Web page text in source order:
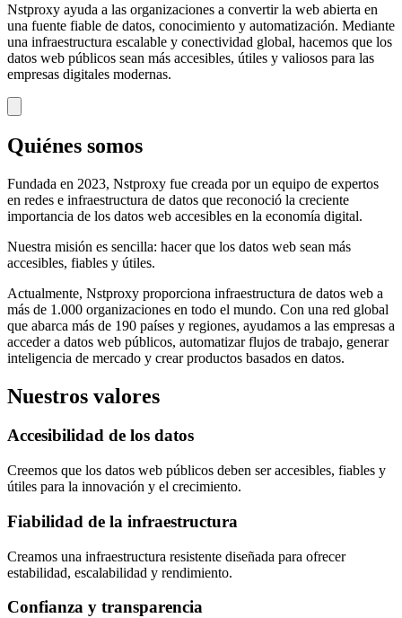
Nstproxy ayuda a las organizaciones a convertir la web abierta en
una fuente fiable de datos, conocimiento y automatización. Mediante
una infraestructura escalable y conectividad global, hacemos que los
datos web públicos sean más accesibles, útiles y valiosos para las
empresas digitales modernas.
SISTEMA LISTO ✦ SISTEMA LISTO ✦ SISTEMA LISTO ✦
Quiénes somos
Fundada en 2023, Nstproxy fue creada por un equipo de expertos
en redes e infraestructura de datos que reconoció la creciente
importancia de los datos web accesibles en la economía digital.
Nuestra misión es sencilla: hacer que los datos web sean más
accesibles, fiables y útiles.
Actualmente, Nstproxy proporciona infraestructura de datos web a
más de 1.000 organizaciones en todo el mundo. Con una red global
que abarca más de 190 países y regiones, ayudamos a las empresas a
acceder a datos web públicos, automatizar flujos de trabajo, generar
inteligencia de mercado y crear productos basados en datos.
Nuestros valores
Accesibilidad de los datos
Creemos que los datos web públicos deben ser accesibles, fiables y
útiles para la innovación y el crecimiento.
Fiabilidad de la infraestructura
Creamos una infraestructura resistente diseñada para ofrecer
estabilidad, escalabilidad y rendimiento.
Confianza y transparencia